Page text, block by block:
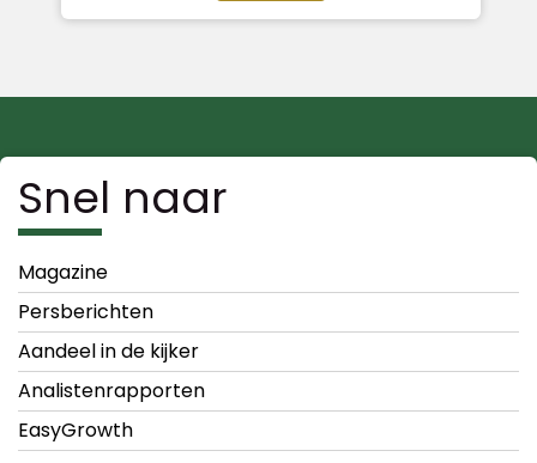
Snel naar
Magazine
Persberichten
Aandeel in de kijker
Analistenrapporten
EasyGrowth